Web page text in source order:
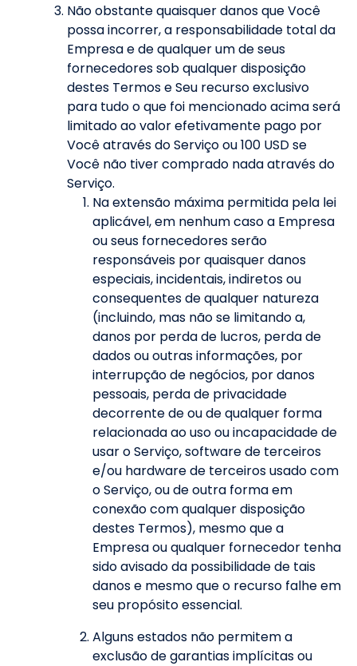
Não obstante quaisquer danos que Você
possa incorrer, a responsabilidade total da
Empresa e de qualquer um de seus
fornecedores sob qualquer disposição
destes Termos e Seu recurso exclusivo
para tudo o que foi mencionado acima será
limitado ao valor efetivamente pago por
Você através do Serviço ou 100 USD se
Você não tiver comprado nada através do
Serviço.
Na extensão máxima permitida pela lei
aplicável, em nenhum caso a Empresa
ou seus fornecedores serão
responsáveis por quaisquer danos
especiais, incidentais, indiretos ou
consequentes de qualquer natureza
(incluindo, mas não se limitando a,
danos por perda de lucros, perda de
dados ou outras informações, por
interrupção de negócios, por danos
pessoais, perda de privacidade
decorrente de ou de qualquer forma
relacionada ao uso ou incapacidade de
usar o Serviço, software de terceiros
e/ou hardware de terceiros usado com
o Serviço, ou de outra forma em
conexão com qualquer disposição
destes Termos), mesmo que a
Empresa ou qualquer fornecedor tenha
sido avisado da possibilidade de tais
danos e mesmo que o recurso falhe em
seu propósito essencial.
Alguns estados não permitem a
exclusão de garantias implícitas ou